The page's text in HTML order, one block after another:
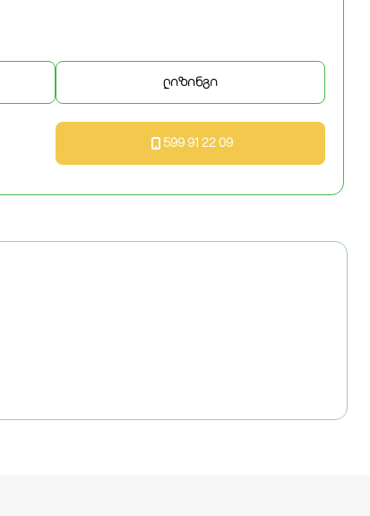
ლიზინგი
599 91 22 09